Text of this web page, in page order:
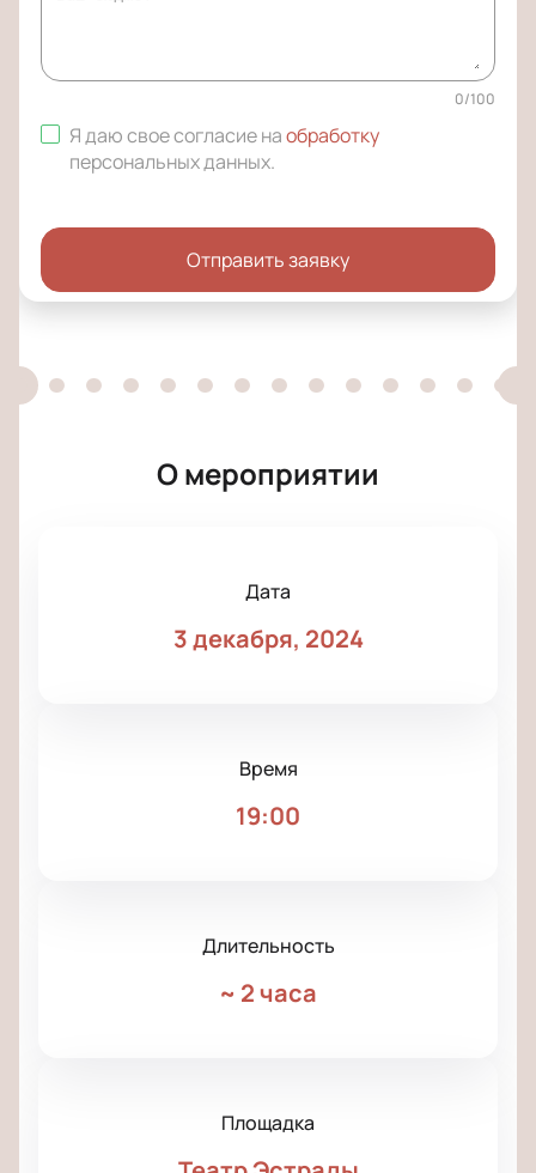
0/100
Я даю свое согласие наобработку
персональных данных.
Отправить заявку
О мероприятии
Дата
3 декабря, 2024
Время
19:00
Длительность
~ 2 часа
Площадка